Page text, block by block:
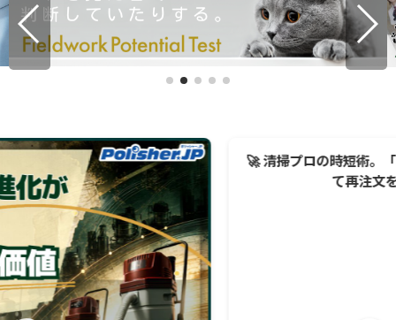
🚀 清掃プロの時短術。「ポリッシャー.JPをアプリ化」し
て再注文をスピードアップ！